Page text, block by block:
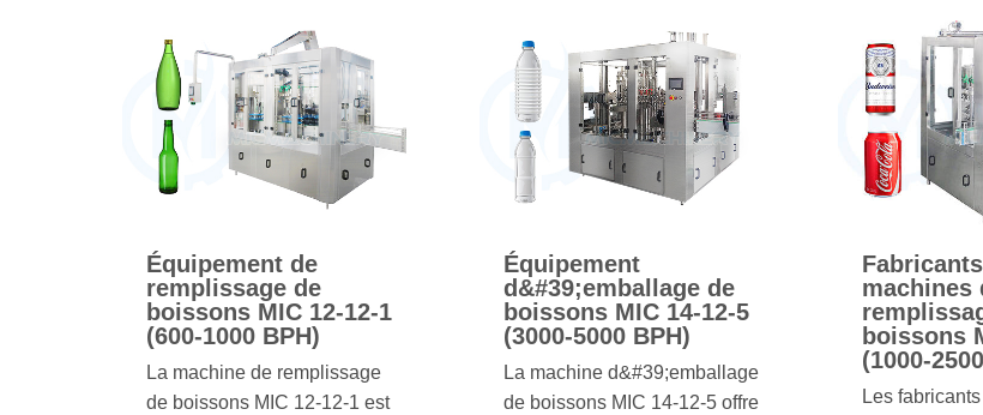
et une production à grande
vitesse pour les opérations à
grande échelle.
garantit un emballage
efficace, homogène et
hygiénique.
homogène,
normes de
Idéale pour
grande échelle.
Équipement de
remplissage de
boissons MIC 12-12-1
(600-1000 BPH)
La machine de remplissage
de boissons MIC 12-12-1 est
Équipement
d&#39;emballage de
boissons MIC 14-12-5
(3000-5000 BPH)
La machine d&#39;emballage
de boissons MIC 14-12-5 offre
machines
boissons
(1000-
Les